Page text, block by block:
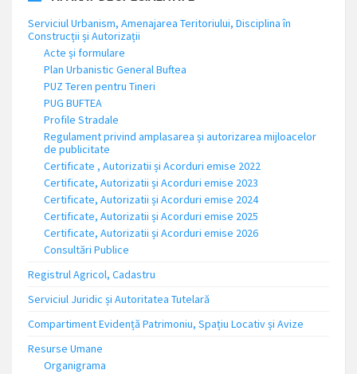
Serviciul Urbanism, Amenajarea Teritoriului, Disciplina în
Construcții și Autorizații
Acte și formulare
Plan Urbanistic General Buftea
PUZ Teren pentru Tineri
PUG BUFTEA
Profile Stradale
Regulament privind amplasarea și autorizarea mijloacelor
de publicitate
Certificate , Autorizatii și Acorduri emise 2022
Certificate, Autorizatii și Acorduri emise 2023
Certificate, Autorizatii și Acorduri emise 2024
Certificate, Autorizatii și Acorduri emise 2025
Certificate, Autorizatii și Acorduri emise 2026
Consultări Publice
Registrul Agricol, Cadastru
Serviciul Juridic și Autoritatea Tutelară
Compartiment Evidență Patrimoniu, Spațiu Locativ și Avize
Resurse Umane
Organigrama